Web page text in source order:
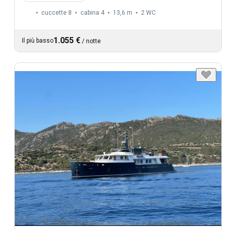
cuccette 8 cabina 4 13,6 m 2 WC
Il più basso1.055 € / notte